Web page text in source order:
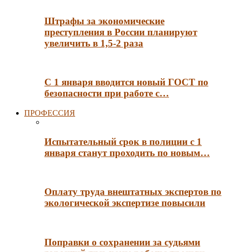
Штрафы за экономические
преступления в России планируют
увеличить в 1,5-2 раза
С 1 января вводится новый ГОСТ по
безопасности при работе с…
ПРОФЕССИЯ
Испытательный срок в полиции с 1
января станут проходить по новым…
Оплату труда внештатных экспертов по
экологической экспертизе повысили
Поправки о сохранении за судьями